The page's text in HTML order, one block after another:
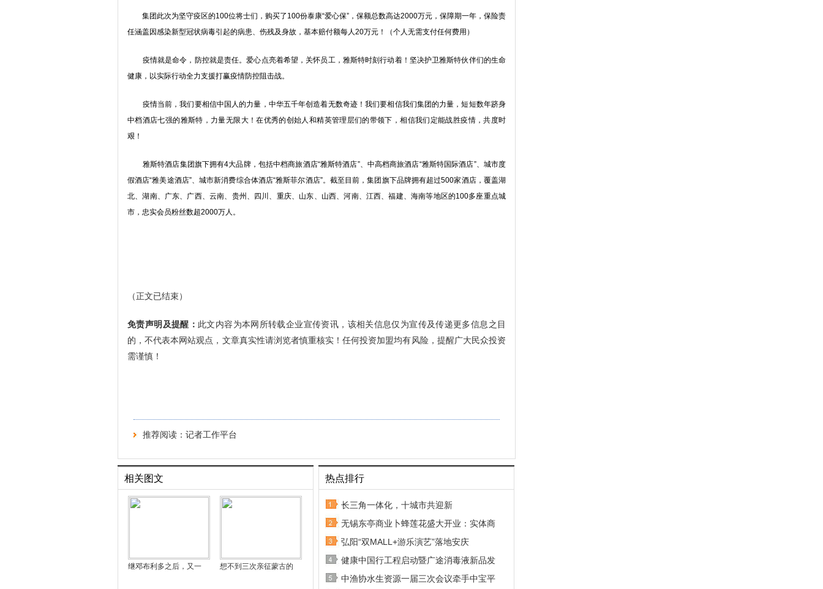
集团此次为坚守疫区的100位将士们，购买了100份泰康“爱心保”，保额总数高达2000万元，保障期一年，保险责
任涵盖因感染新型冠状病毒引起的病患、伤残及身故，基本赔付额每人20万元！（个人无需支付任何费用）
疫情就是命令，防控就是责任。爱心点亮着希望，关怀员工，雅斯特时刻行动着！坚决护卫雅斯特伙伴们的生命
健康，以实际行动全力支援打赢疫情防控阻击战。
疫情当前，我们要相信中国人的力量，中华五千年创造着无数奇迹！我们要相信我们集团的力量，短短数年跻身
中档酒店七强的雅斯特，力量无限大！在优秀的创始人和精英管理层们的带领下，相信我们定能战胜疫情，共度时
艰！
雅斯特酒店集团旗下拥有4大品牌，包括中档商旅酒店“雅斯特酒店”、中高档商旅酒店“雅斯特国际酒店”、城市度
假酒店“雅美途酒店”、城市新消费综合体酒店“雅斯菲尔酒店”。截至目前，集团旗下品牌拥有超过500家酒店，覆盖湖
北、湖南、广东、广西、云南、贵州、四川、重庆、山东、山西、河南、江西、福建、海南等地区的100多座重点城
市，忠实会员粉丝数超2000万人。
（正文已结束）
免责声明及提醒： 此文内容为本网所转载企业宣传资讯，该相关信息仅为宣传及传递更多信息之目
的，不代表本网站观点，文章真实性请浏览者慎重核实！任何投资加盟均有风险，提醒广大民众投资
需谨慎！
推荐阅读： 记者工作平台
相关图文
继邓布利多之后，又一 想不到三次亲征蒙古的
热点排行
长三角一体化，十城市共迎新
无锡东亭商业卜蜂莲花盛大开业：实体商
弘阳“双MALL+游乐演艺”落地安庆
健康中国行工程启动暨广途消毒液新品发
中渔协水生资源一届三次会议牵手中宝平